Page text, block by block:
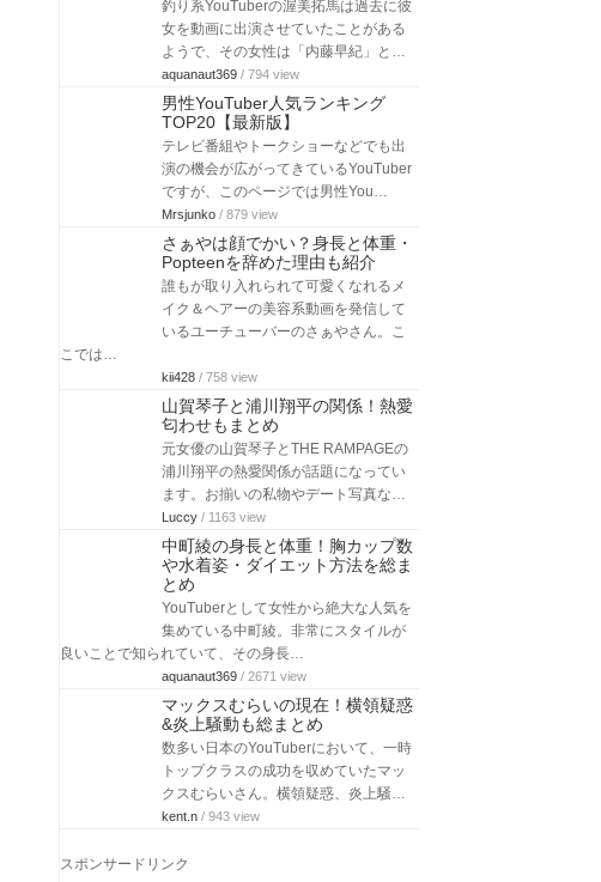
釣り系YouTuberの渥美拓馬は過去に彼
女を動画に出演させていたことがある
ようで、その女性は「内藤早紀」と…
aquanaut369 / 794 view
男性YouTuber人気ランキング
TOP20【最新版】
テレビ番組やトークショーなどでも出
演の機会が広がってきているYouTuber
ですが、このページでは男性You…
Mrsjunko / 879 view
さぁやは顔でかい？身長と体重・
Popteenを辞めた理由も紹介
誰もが取り入れられて可愛くなれるメ
イク＆ヘアーの美容系動画を発信して
いるユーチューバーのさぁやさん。こ
こでは…
kii428 / 758 view
山賀琴子と浦川翔平の関係！熱愛
匂わせもまとめ
元女優の山賀琴子とTHE RAMPAGEの
浦川翔平の熱愛関係が話題になってい
ます。お揃いの私物やデート写真な…
Luccy / 1163 view
中町綾の身長と体重！胸カップ数
や水着姿・ダイエット方法を総ま
とめ
YouTuberとして女性から絶大な人気を
集めている中町綾。非常にスタイルが
良いことで知られていて、その身長…
aquanaut369 / 2671 view
マックスむらいの現在！横領疑惑
&炎上騒動も総まとめ
数多い日本のYouTuberにおいて、一時
トップクラスの成功を収めていたマッ
クスむらいさん。横領疑惑、炎上騒…
kent.n / 943 view
スポンサードリンク